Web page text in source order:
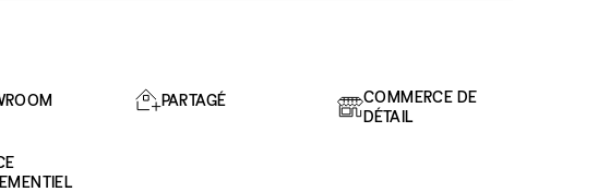
PARTAGÉ
COMMERCE DE
DÉTAIL